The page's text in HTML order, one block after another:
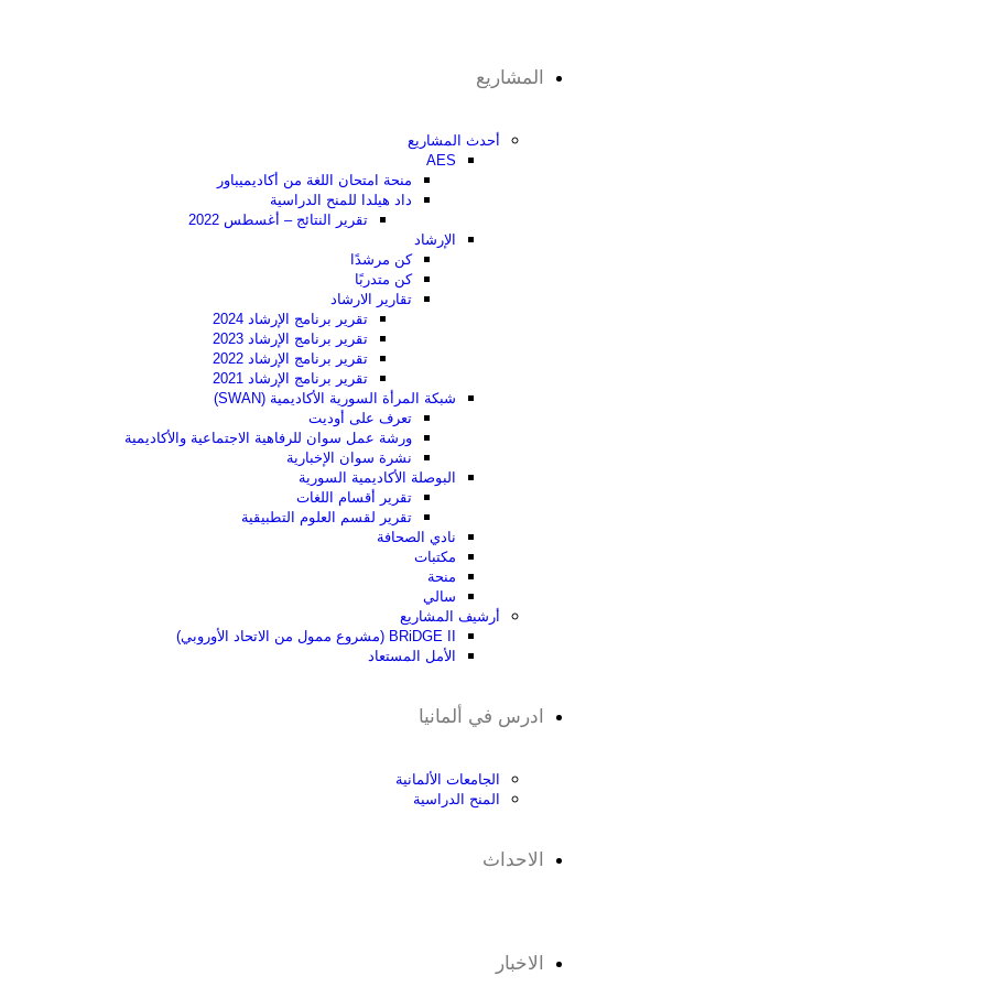
المشاريع
أحدث المشاريع
AES
منحة امتحان اللغة من أكاديميباور
داد هيلدا للمنح الدراسية
تقرير النتائج – أغسطس 2022
الإرشاد
كن مرشدًا
كن متدربًا
تقارير الارشاد
تقرير برنامج الإرشاد 2024
تقرير برنامج الإرشاد 2023
تقرير برنامج الإرشاد 2022
تقرير برنامج الإرشاد 2021
شبكة المرأة السورية الأكاديمية (SWAN)
تعرف على أوديت
ورشة عمل سوان للرفاهية الاجتماعية والأكاديمية
نشرة سوان الإخبارية
البوصلة الأكاديمية السورية
تقرير أقسام اللغات
تقرير لقسم العلوم التطبيقية
نادي الصحافة
مكتبات
منحة
سالي
أرشيف المشاريع
BRiDGE II (مشروع ممول من الاتحاد الأوروبي)
الأمل المستعاد
ادرس في ألمانيا
الجامعات الألمانية
المنح الدراسية
الاحداث
الاخبار